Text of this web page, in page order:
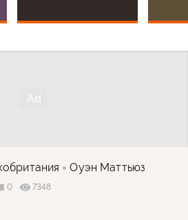
Оуэн Маттьюз
0
7348